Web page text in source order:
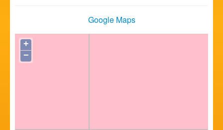
Google Maps
+
−